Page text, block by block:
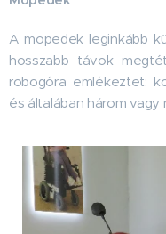
A mopedek leginkább
hosszabb távok
robogóra emlékeztet:
és általában három vagy